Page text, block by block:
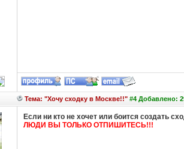
Тема: "Хочу сходку в Москве!!"#4 Добавлено:
Если ни кто не хочет или боится создать
ЛЮДИ ВЫ ТОЛЬКО ОТПИШИТЕСЬ!!!